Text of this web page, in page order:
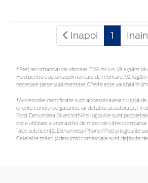
Inapoi 1
*Preţ recomandat de vânzare, TVA inclus. Vă rugăm
Ford pentru costuri suplimentare de montare. Vă
necesare piese suplimentare. Oferta este valabilă în
*Accesoriile identificate sunt accesorii alese cu grijă de
diferite condiții de garanție, iar detaliile acestora pot fi
Ford. Denumirea Bluetooth® și logourile sunt
orice utilizare a unor astfel de mărci de către compania
face sub licență. Denumirea iPhone/iPod și logourile
Celelalte mărci și denumiri comerciale sunt deținute